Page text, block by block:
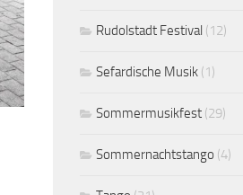
Rudolstadt Festival (12)
Sefardische Musik (1)
Sommermusikfest (29)
Sommernachtstango (4)